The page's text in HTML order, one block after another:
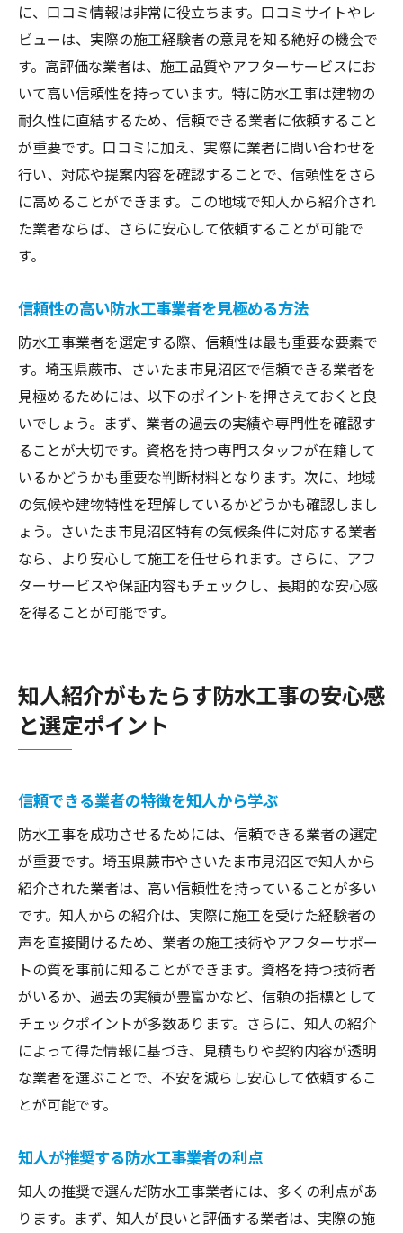
地域特化型業者選定における知人の力
知人紹介で見つける信頼性の高い業者
知人の知識を活かした選び方のメリット
に、口コミ情報は非常に役立ちます。口コミサイトやレ
ビューは、実際の施工経験者の意見を知る絶好の機会で
す。高評価な業者は、施工品質やアフターサービスにお
いて高い信頼性を持っています。特に防水工事は建物の
耐久性に直結するため、信頼できる業者に依頼すること
が重要です。口コミに加え、実際に業者に問い合わせを
行い、対応や提案内容を確認することで、信頼性をさら
に高めることができます。この地域で知人から紹介され
た業者ならば、さらに安心して依頼することが可能で
す。
信頼性の高い防水工事業者を見極める方法
防水工事業者を選定する際、信頼性は最も重要な要素で
す。埼玉県蕨市、さいたま市見沼区で信頼できる業者を
見極めるためには、以下のポイントを押さえておくと良
いでしょう。まず、業者の過去の実績や専門性を確認す
ることが大切です。資格を持つ専門スタッフが在籍して
いるかどうかも重要な判断材料となります。次に、地域
の気候や建物特性を理解しているかどうかも確認しまし
ょう。さいたま市見沼区特有の気候条件に対応する業者
なら、より安心して施工を任せられます。さらに、アフ
ターサービスや保証内容もチェックし、長期的な安心感
を得ることが可能です。
知人紹介がもたらす防水工事の安心感
と選定ポイント
信頼できる業者の特徴を知人から学ぶ
防水工事を成功させるためには、信頼できる業者の選定
が重要です。埼玉県蕨市やさいたま市見沼区で知人から
紹介された業者は、高い信頼性を持っていることが多い
です。知人からの紹介は、実際に施工を受けた経験者の
声を直接聞けるため、業者の施工技術やアフターサポー
トの質を事前に知ることができます。資格を持つ技術者
がいるか、過去の実績が豊富かなど、信頼の指標として
チェックポイントが多数あります。さらに、知人の紹介
によって得た情報に基づき、見積もりや契約内容が透明
な業者を選ぶことで、不安を減らし安心して依頼するこ
とが可能です。
知人が推奨する防水工事業者の利点
知人の推奨で選んだ防水工事業者には、多くの利点があ
ります。まず、知人が良いと評価する業者は、実際の施